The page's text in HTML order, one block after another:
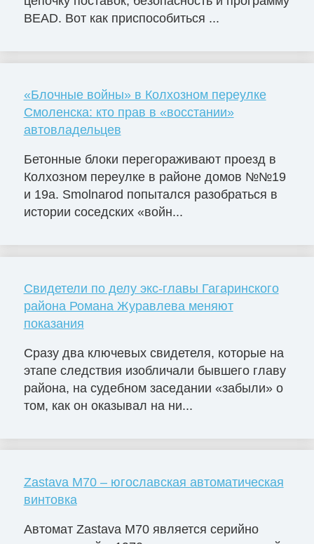
BEAD. Вот как приспособиться ...
«Блочные войны» в Колхозном переулке
Смоленска: кто прав в «восстании»
автовладельцев
Бетонные блоки перегораживают проезд в
Колхозном переулке в районе домов №№19
и 19а. Smolnarod попытался разобраться в
истории соседских «войн...
Свидетели по делу экс-главы Гагаринского
района Романа Журавлева меняют
показания
Сразу два ключевых свидетеля, которые на
этапе следствия изобличали бывшего главу
района, на судебном заседании «забыли» о
том, как он оказывал на ни...
Zastava M70 – югославская автоматическая
винтовка
Автомат Zastava M70 является серийно